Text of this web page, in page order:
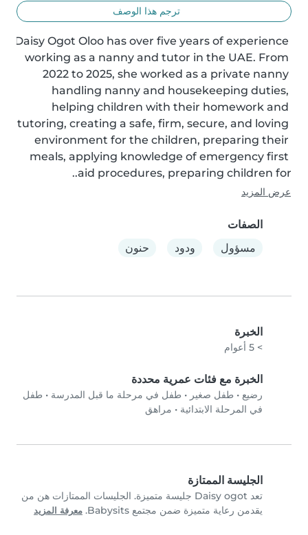
ترجم هذا الوصف
Daisy Ogot Oloo has over five years of experience
working as a nanny and tutor in the UAE. From
2022 to 2025, she worked as a private nanny
handling nanny and housekeeping duties,
helping children with their homework and
tutoring, creating a safe, firm, secure, and loving
environment for the children, preparing their
meals, applying knowledge of emergency first
aid procedures, preparing children for..
عرض المزيد
الصفات
مسؤول
ودود حنون
الخبرة
> 5 أعوام
الخبرة مع فئات عمرية محددة
رضيع • طفل صغير • طفل في مرحلة ما قبل المدرسة • طفل
في المرحلة الابتدائية • مراهق
الجليسة الممتازة
تعد Daisy ogot جليسة متميزة. الجليسات الممتازات هن من
يقدمن رعاية متميزة ضمن مجتمع Babysits.
معرفة المزيد